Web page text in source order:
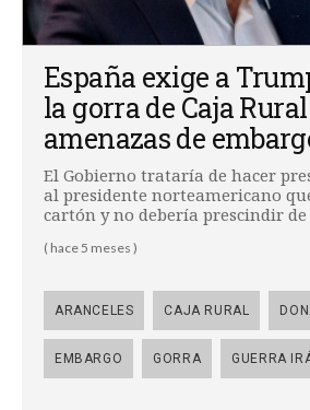
España exige a
la gorra de Caja
amenazas de
El Gobierno trataría de hacer
al presidente norteamericano
cartón y no debería prescindir
( hace 5 meses )
ARANCELES CAJA RURAL
EMBARGO GORRA GUERRA